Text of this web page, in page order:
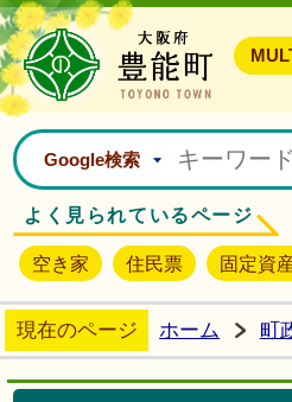
Google検索
よく見られているページ
空き家 住民票 固定資
現在のページ ホーム 町